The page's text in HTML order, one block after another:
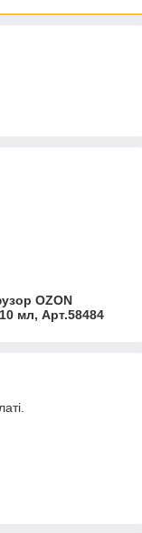
OZON
мл, Арт.58484